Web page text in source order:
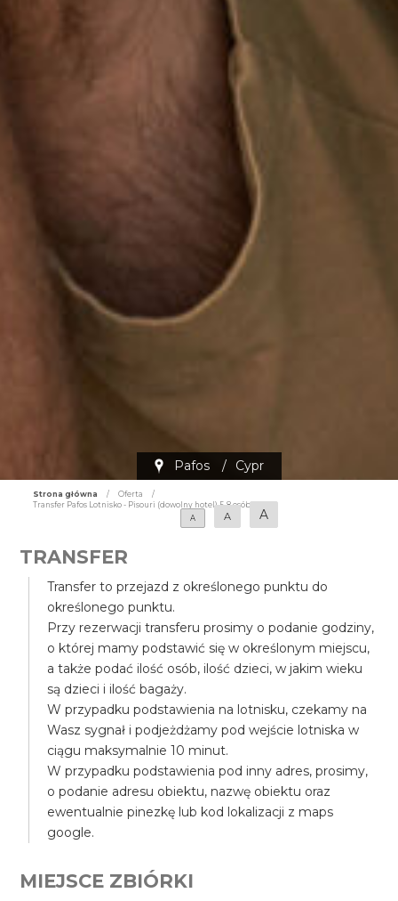
Pafos / Cypr
Strona główna / Oferta
/
Transfer Pafos Lotnisko - Pisouri (dowolny hotel) 5-8 osób
A
A A
TRANSFER
Transfer to przejazd z określonego punktu do
określonego punktu.
Przy rezerwacji transferu prosimy o podanie godziny,
o której mamy podstawić się w określonym miejscu,
a także podać ilość osób, ilość dzieci, w jakim wieku
są dzieci i ilość bagaży.
W przypadku podstawienia na lotnisku, czekamy na
Wasz sygnał i podjeżdżamy pod wejście lotniska w
ciągu maksymalnie 10 minut.
W przypadku podstawienia pod inny adres, prosimy,
o podanie adresu obiektu, nazwę obiektu oraz
ewentualnie pinezkę lub kod lokalizacji z maps
google.
MIEJSCE ZBIÓRKI